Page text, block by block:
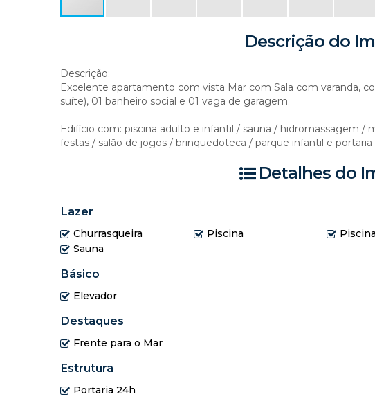
Descrição do
Descrição:
Excelente apartamento com vista Mar com Sala com varanda,
suíte), 01 banheiro social e 01 vaga de garagem.
Edifício com: piscina adulto e infantil / sauna / hidromassagem /
festas / salão de jogos / brinquedoteca / parque infantil e portaria
Detalhes do
Lazer
Churrasqueira Piscina
Sauna
Básico
Elevador
Destaques
Frente para o Mar
Estrutura
Portaria 24h